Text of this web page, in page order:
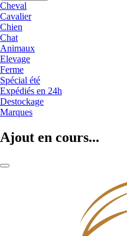
Cheval
Cavalier
Chien
Chat
Animaux
Elevage
Ferme
Spécial été
Expédiés en 24h
Destockage
Marques
Ajout en cours...